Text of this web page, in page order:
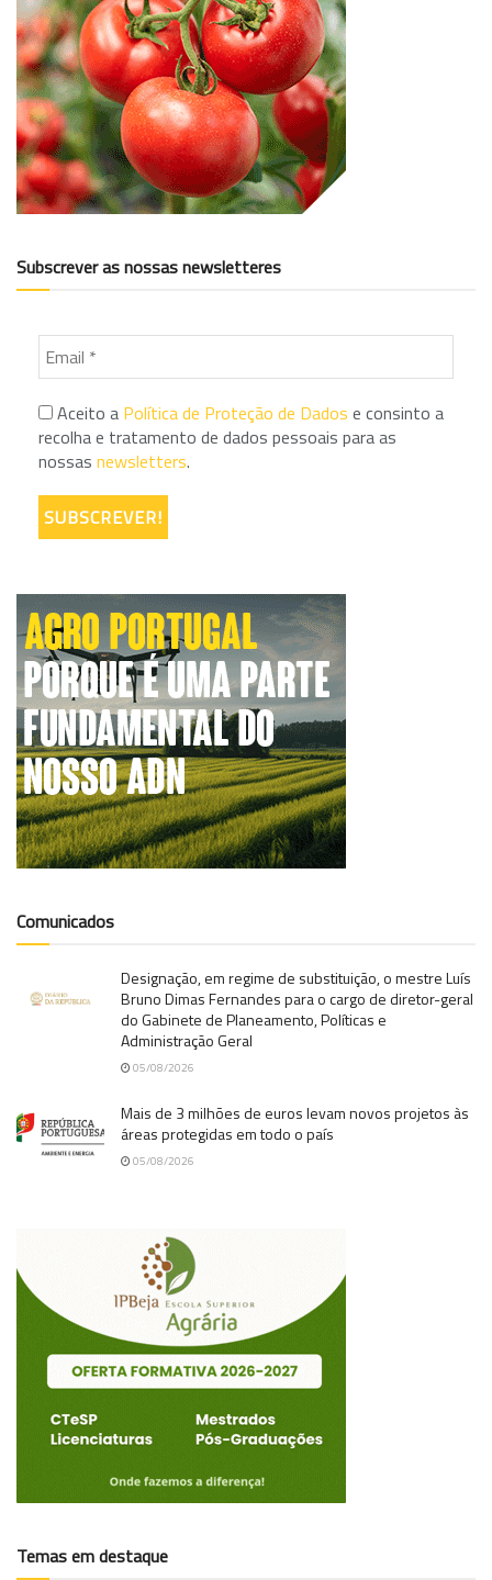
Subscrever as nossas newsletteres
Aceito a Política de Proteção de Dados e consinto a
recolha e tratamento de dados pessoais para as
nossas newsletters.
Comunicados
Designação, em regime de substituição, o mestre Luís
Bruno Dimas Fernandes para o cargo de diretor-geral
do Gabinete de Planeamento, Políticas e
Administração Geral
05/08/2026
Mais de 3 milhões de euros levam novos projetos às
áreas protegidas em todo o país
05/08/2026
Temas em destaque